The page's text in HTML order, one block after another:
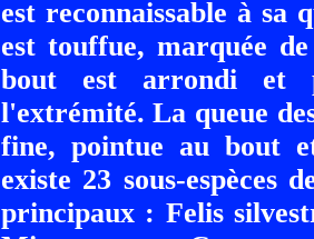
est reconnaissable à sa
est touffue, marquée
bout est arrondi et
l'extrémité. La queue
fine, pointue au bout
existe 23 sous-espèces
principaux : Felis